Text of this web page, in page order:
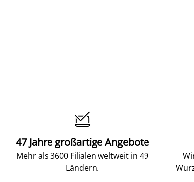

47 Jahre großartige Angebote
Mehr als 3600 Filialen weltweit in 49
Ländern.